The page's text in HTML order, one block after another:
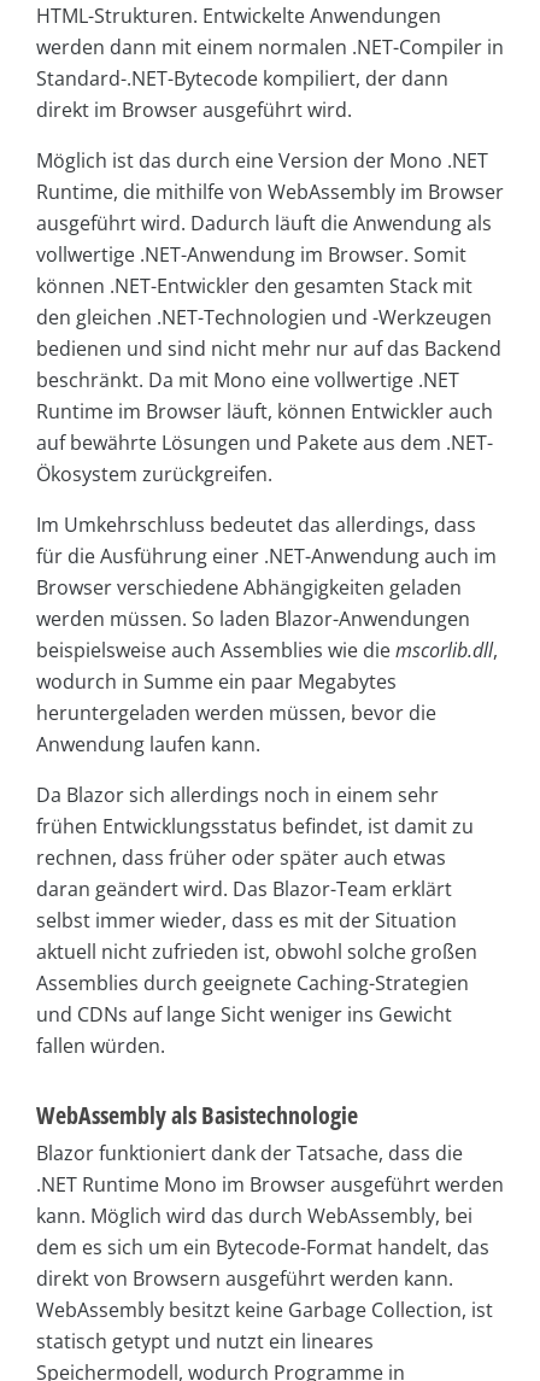
HTML-Strukturen. Entwickelte Anwendungen
werden dann mit einem normalen .NET-Compiler in
Standard-.NET-Bytecode kompiliert, der dann
direkt im Browser ausgeführt wird.
Möglich ist das durch eine Version der Mono .NET
Runtime, die mithilfe von WebAssembly im Browser
ausgeführt wird. Dadurch läuft die Anwendung als
vollwertige .NET-Anwendung im Browser. Somit
können .NET-Entwickler den gesamten Stack mit
den gleichen .NET-Technologien und -Werkzeugen
bedienen und sind nicht mehr nur auf das Backend
beschränkt. Da mit Mono eine vollwertige .NET
Runtime im Browser läuft, können Entwickler auch
auf bewährte Lösungen und Pakete aus dem .NET-
Ökosystem zurückgreifen.
Im Umkehrschluss bedeutet das allerdings, dass
für die Ausführung einer .NET-Anwendung auch im
Browser verschiedene Abhängigkeiten geladen
werden müssen. So laden Blazor-Anwendungen
beispielsweise auch Assemblies wie diemscorlib.dll,
wodurch in Summe ein paar Megabytes
heruntergeladen werden müssen, bevor die
Anwendung laufen kann.
Da Blazor sich allerdings noch in einem sehr
frühen Entwicklungsstatus befindet, ist damit zu
rechnen, dass früher oder später auch etwas
daran geändert wird. Das Blazor-Team erklärt
selbst immer wieder, dass es mit der Situation
aktuell nicht zufrieden ist, obwohl solche großen
Assemblies durch geeignete Caching-Strategien
und CDNs auf lange Sicht weniger ins Gewicht
fallen würden.
WebAssembly als Basistechnologie
Blazor funktioniert dank der Tatsache, dass die
.NET Runtime Mono im Browser ausgeführt werden
kann. Möglich wird das durch WebAssembly, bei
dem es sich um ein Bytecode-Format handelt, das
direkt von Browsern ausgeführt werden kann.
WebAssembly besitzt keine Garbage Collection, ist
statisch getypt und nutzt ein lineares
Speichermodell, wodurch Programme in